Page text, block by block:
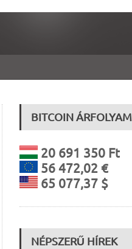
BITCOIN ÁRFOLYAM
20 691 350 Ft
56 472,02 €
65 077,37 $
NÉPSZERŰ HÍREK